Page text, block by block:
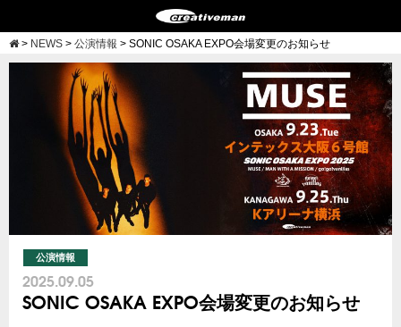
> NEWS > 公演情報 > SONIC OSAKA EXPO会場変更のお知らせ
公演情報
2025.09.05
SONIC OSAKA EXPO会場変更のお知らせ